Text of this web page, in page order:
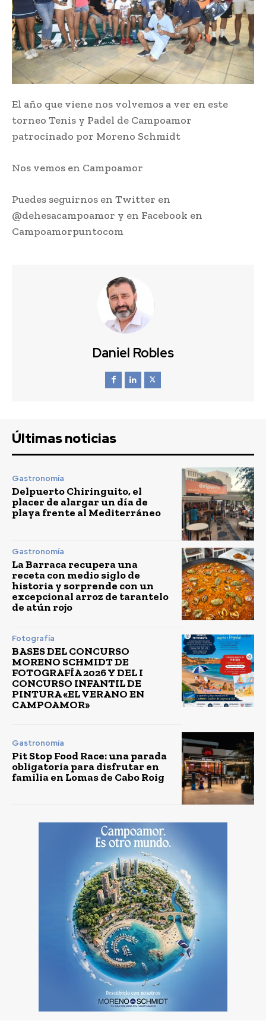
El año que viene nos volvemos a ver en este
torneo Tenis y Padel de Campoamor
patrocinado por Moreno Schmidt
Nos vemos en Campoamor
Puedes seguirnos en Twitter en
@dehesacampoamor y en Facebook en
Campoamorpuntocom
Daniel Robles
Últimas noticias
Gastronomía
Delpuerto Chiringuito, el
placer de alargar un día de
playa frente al Mediterráneo
Gastronomía
La Barraca recupera una
receta con medio siglo de
historia y sorprende con un
excepcional arroz de tarantelo
de atún rojo
Fotografía
BASES DEL CONCURSO
MORENO SCHMIDT DE
FOTOGRAFÍA 2026 Y DEL I
CONCURSO INFANTIL DE
PINTURA «EL VERANO EN
CAMPOAMOR»
Gastronomía
Pit Stop Food Race: una parada
obligatoria para disfrutar en
familia en Lomas de Cabo Roig